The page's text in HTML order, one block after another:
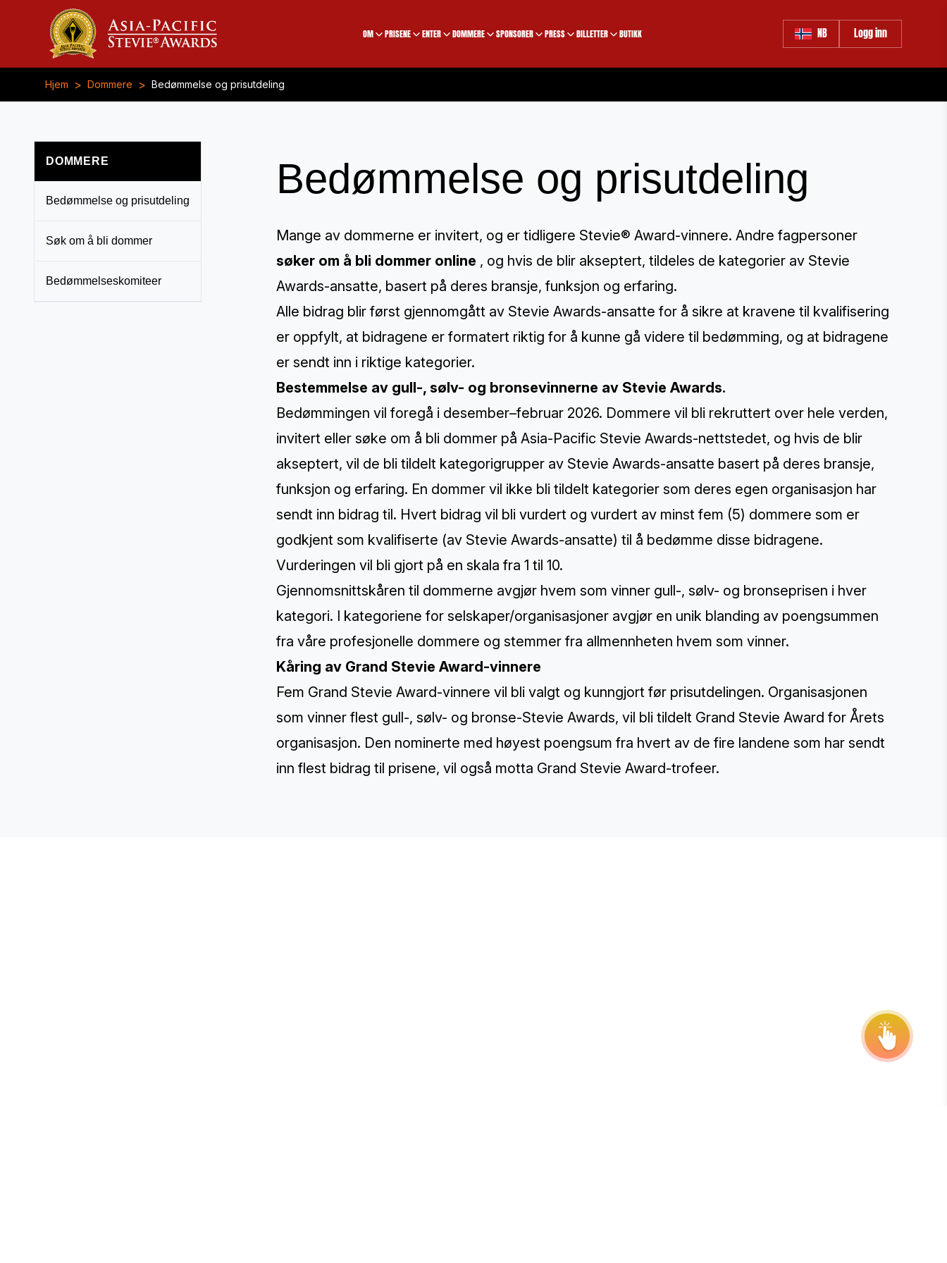
OM PRISENE ENTER DOMMERE SPONSORER PRESS BILLETTER BUTIKK NB Logg inn
Hjem > Dommere > Bedømmelse og prisutdeling
DOMMERE
Bedømmelse og prisutdeling
Søk om å bli dommer
Bedømmelseskomiteer
Bedømmelse og prisutdeling
Mange av dommerne er invitert, og er tidligere Stevie® Award-vinnere. Andre fagpersoner
søker om å bli dommer online , og hvis de blir akseptert, tildeles de kategorier av Stevie
Awards-ansatte, basert på deres bransje, funksjon og erfaring.
Alle bidrag blir først gjennomgått av Stevie Awards-ansatte for å sikre at kravene til kvalifisering
er oppfylt, at bidragene er formatert riktig for å kunne gå videre til bedømming, og at bidragene
er sendt inn i riktige kategorier.
Bestemmelse av gull-, sølv- og bronsevinnerne av Stevie Awards.
Bedømmingen vil foregå i desember–februar 2026. Dommere vil bli rekruttert over hele verden,
invitert eller søke om å bli dommer på Asia-Pacific Stevie Awards-nettstedet, og hvis de blir
akseptert, vil de bli tildelt kategorigrupper av Stevie Awards-ansatte basert på deres bransje,
funksjon og erfaring. En dommer vil ikke bli tildelt kategorier som deres egen organisasjon har
sendt inn bidrag til. Hvert bidrag vil bli vurdert og vurdert av minst fem (5) dommere som er
godkjent som kvalifiserte (av Stevie Awards-ansatte) til å bedømme disse bidragene.
Vurderingen vil bli gjort på en skala fra 1 til 10.
Gjennomsnittskåren til dommerne avgjør hvem som vinner gull-, sølv- og bronseprisen i hver
kategori. I kategoriene for selskaper/organisasjoner avgjør en unik blanding av poengsummen
fra våre profesjonelle dommere og stemmer fra allmennheten hvem som vinner.
Kåring av Grand Stevie Award-vinnere
Fem Grand Stevie Award-vinnere vil bli valgt og kunngjort før prisutdelingen. Organisasjonen
som vinner flest gull-, sølv- og bronse-Stevie Awards, vil bli tildelt Grand Stevie Award for Årets
organisasjon. Den nominerte med høyest poengsum fra hvert av de fire landene som har sendt
inn flest bidrag til prisene, vil også motta Grand Stevie Award-trofeer.